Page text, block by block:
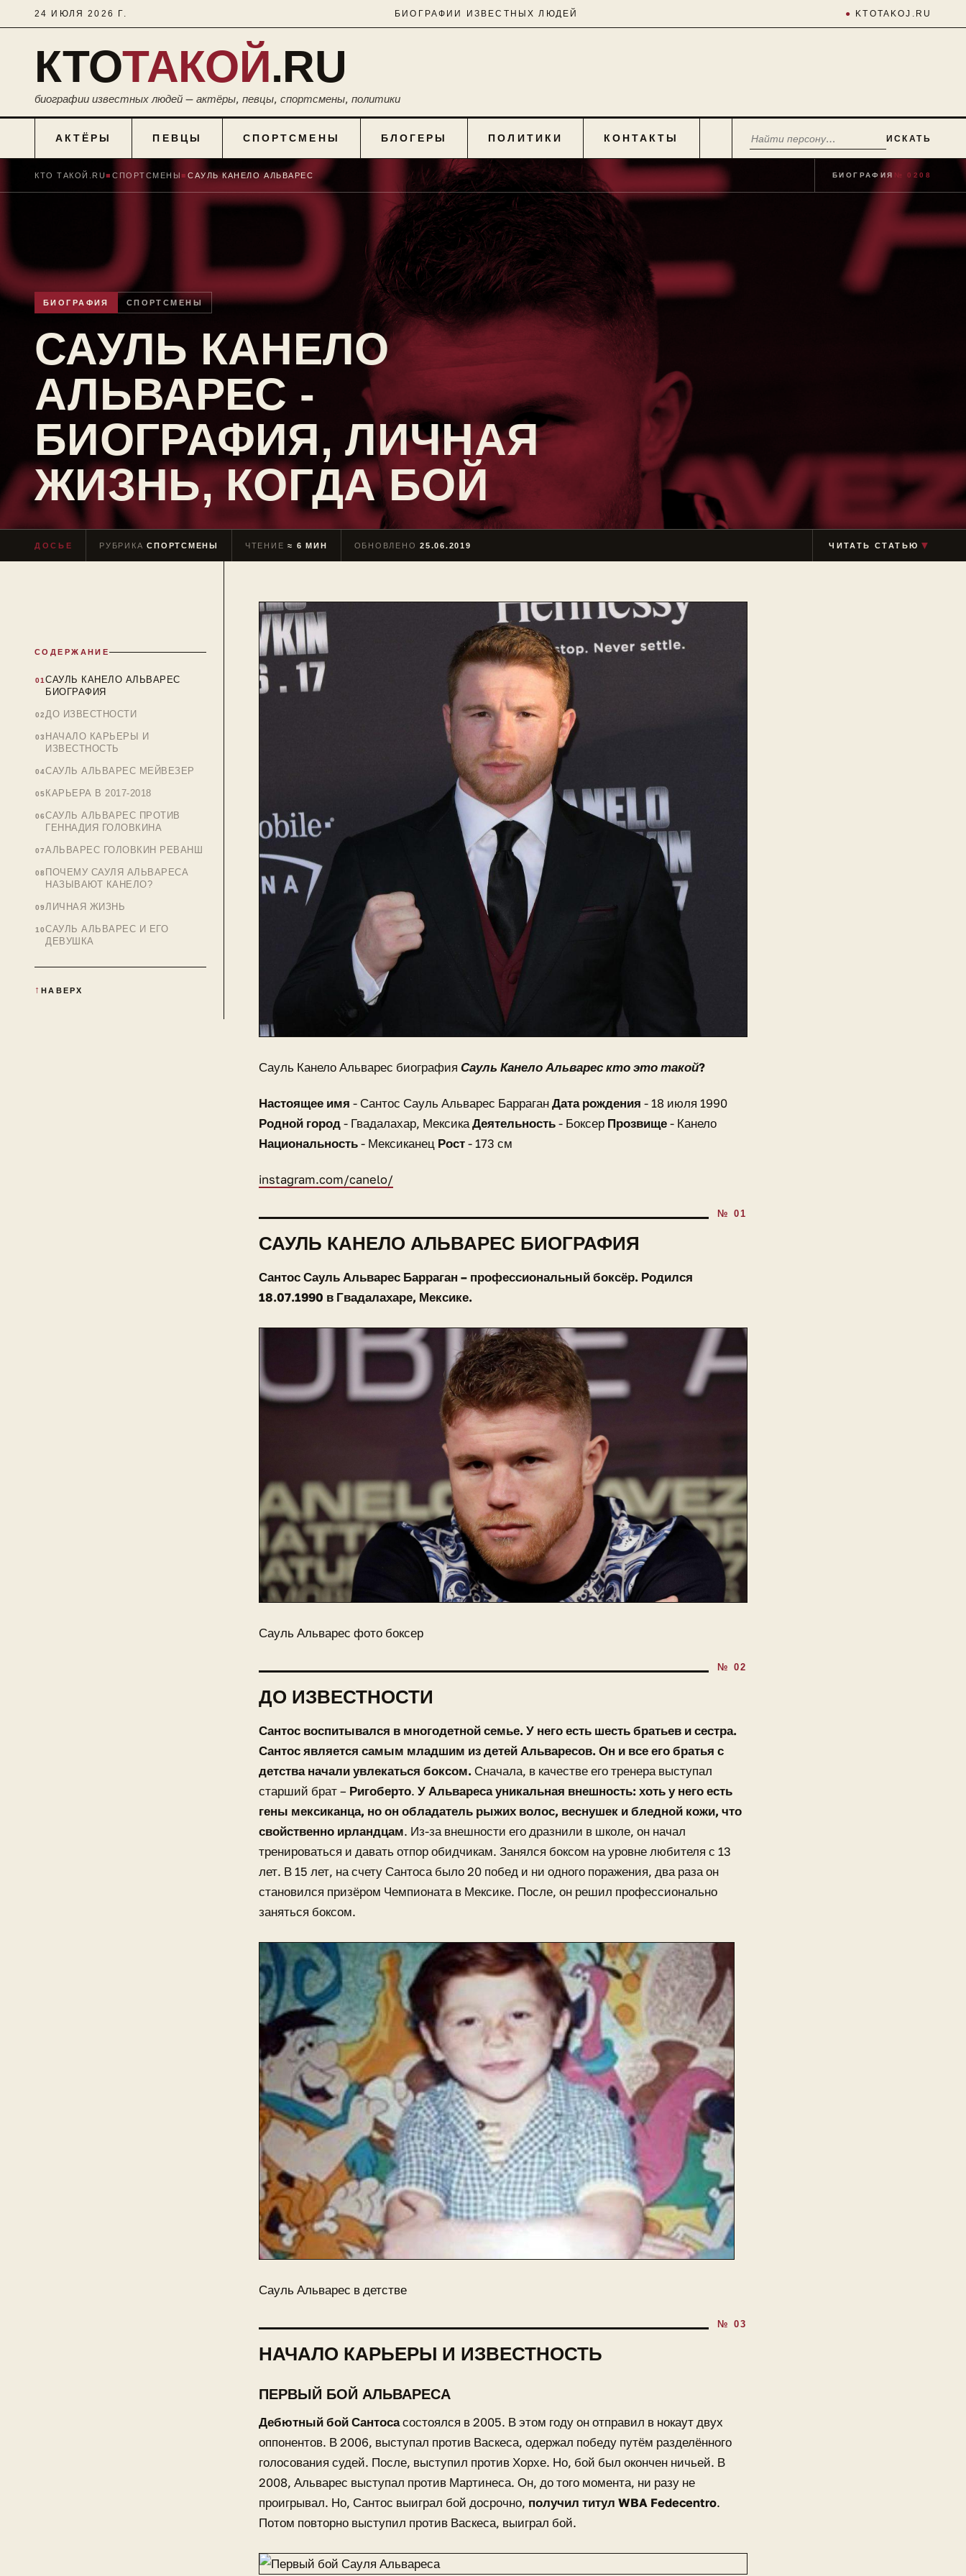
24 ИЮЛЯ 2026 Г. БИОГРАФИИ ИЗВЕСТНЫХ ЛЮДЕЙ ● KTOTAKOJ.RU
КТОТАКОЙ.RU
биографии известных людей — актёры, певцы, спортсмены, политики
АКТЁРЫ ПЕВЦЫ СПОРТСМЕНЫ БЛОГЕРЫ ПОЛИТИКИ КОНТАКТЫ ИСКАТЬ
КТО ТАКОЙ.RU■СПОРТСМЕНЫ ■ САУЛЬ КАНЕЛО АЛЬВАРЕС БИОГРАФИЯ № 0208
БИОГРАФИЯ СПОРТСМЕНЫ
САУЛЬ КАНЕЛО
АЛЬВАРЕС -
БИОГРАФИЯ, ЛИЧНАЯ
ЖИЗНЬ, КОГДА БОЙ
ДОСЬЕ РУБРИКАСПОРТСМЕНЫ ЧТЕНИЕ≈ 6 МИН ОБНОВЛЕНО25.06.2019 ЧИТАТЬ СТАТЬЮ ▼
СОДЕРЖАНИЕ
САУЛЬ КАНЕЛО АЛЬВАРЕС
БИОГРАФИЯ
ДО ИЗВЕСТНОСТИ
НАЧАЛО КАРЬЕРЫ И
ИЗВЕСТНОСТЬ
САУЛЬ АЛЬВАРЕС МЕЙВЕЗЕР
КАРЬЕРА В 2017-2018
САУЛЬ АЛЬВАРЕС ПРОТИВ
ГЕННАДИЯ ГОЛОВКИНА
АЛЬВАРЕС ГОЛОВКИН РЕВАНШ
ПОЧЕМУ САУЛЯ АЛЬВАРЕСА
НАЗЫВАЮТ КАНЕЛО?
ЛИЧНАЯ ЖИЗНЬ
САУЛЬ АЛЬВАРЕС И ЕГО
ДЕВУШКА
НАВЕРХ
Сауль Канело Альварес биография Сауль Канело Альварес кто это такой?
Настоящее имя - Сантос Сауль Альварес Барраган Дата рождения - 18 июля 1990
Родной город - Гвадалахар, Мексика Деятельность - Боксер Прозвище - Канело
Национальность - Мексиканец Рост - 173 см
instagram.com/canelo/
САУЛЬ КАНЕЛО АЛЬВАРЕС БИОГРАФИЯ
Сантос Сауль Альварес Барраган – профессиональный боксёр. Родился
18.07.1990 в Гвадалахаре, Мексике.
Сауль Альварес фото боксер
ДО ИЗВЕСТНОСТИ
Сантос воспитывался в многодетной семье. У него есть шесть братьев и сестра.
Сантос является самым младшим из детей Альваресов. Он и все его братья с
детства начали увлекаться боксом. Сначала, в качестве его тренера выступал
старший брат – Ригоберто. У Альвареса уникальная внешность: хоть у него есть
гены мексиканца, но он обладатель рыжих волос, веснушек и бледной кожи, что
свойственно ирландцам. Из-за внешности его дразнили в школе, он начал
тренироваться и давать отпор обидчикам. Занялся боксом на уровне любителя с 13
лет. В 15 лет, на счету Сантоса было 20 побед и ни одного поражения, два раза он
становился призёром Чемпионата в Мексике. После, он решил профессионально
заняться боксом.
Сауль Альварес в детстве
НАЧАЛО КАРЬЕРЫ И ИЗВЕСТНОСТЬ
ПЕРВЫЙ БОЙ АЛЬВАРЕСА
Дебютный бой Сантосасостоялся в 2005. В этом году он отправил в нокаут двух
оппонентов. В 2006, выступал против Васкеса, одержал победу путём разделённого
голосования судей. После, выступил против Хорхе. Но, бой был окончен ничьей. В
2008, Альварес выступал против Мартинеса. Он, до того момента, ни разу не
проигрывал. Но, Сантос выиграл бой досрочно, получил титул WBA Fedecentro.
Потом повторно выступил против Васкеса, выиграл бой.